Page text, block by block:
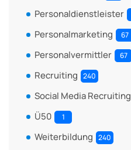
Personaldienstleister
Personalmarketing 67
Personalvermittler 67
Recruiting 240
Social Media Recruiting
Ü50 1
Weiterbildung 240